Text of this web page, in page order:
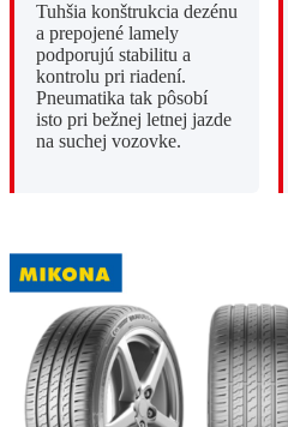
Tuhšia konštrukcia dezénu
a prepojené lamely
podporujú stabilitu a
kontrolu pri riadení.
Pneumatika tak pôsobí
isto pri bežnej letnej jazde
na suchej vozovke.